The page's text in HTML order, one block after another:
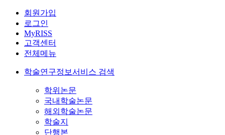
회원가입
로그인
MyRISS
고객센터
전체메뉴
학술연구정보서비스 검색
학위논문
국내학술논문
해외학술논문
학술지
단행본